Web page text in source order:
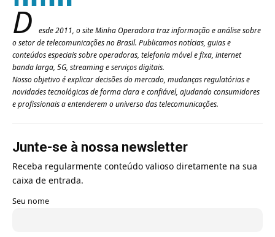
D
esde 2011, o site Minha Operadora traz informação e análise sobre
o setor de telecomunicações no Brasil. Publicamos notícias, guias e
conteúdos especiais sobre operadoras, telefonia móvel e fixa, internet
banda larga, 5G, streaming e serviços digitais.
Nosso objetivo é explicar decisões do mercado, mudanças regulatórias e
novidades tecnológicas de forma clara e confiável, ajudando consumidores
e profissionais a entenderem o universo das telecomunicações.
Junte-se à nossa newsletter
Receba regularmente conteúdo valioso diretamente na sua
caixa de entrada.
Seu nome